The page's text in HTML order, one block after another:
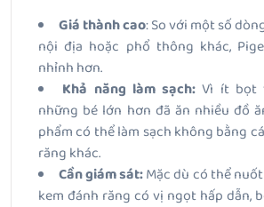
Giá thành cao: So với một số
nội địa hoặc phổ thông khác,
nhỉnh hơn.
Khả năng làm sạch: Vì ít bọt
những bé lớn hơn đã ăn nhiều đồ
phẩm có thể làm sạch không bằng
răng khác.
Cần giám sát:Mặc dù có thể
kem đánh răng có vị ngọt hấp dẫn,